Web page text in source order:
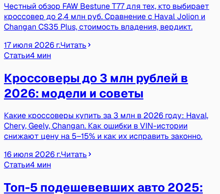
Честный обзор FAW Bestune T77 для тех, кто выбирает
кроссовер до 2,4 млн руб. Сравнение с Haval Jolion и
Changan CS35 Plus, стоимость владения, вердикт.
17 июля 2026 г.Читать
Статьи4 мин
Кроссоверы до 3 млн рублей в
2026: модели и советы
Какие кроссоверы купить за 3 млн в 2026 году: Haval,
Chery, Geely, Changan. Как ошибки в VIN-истории
снижают цену на 5–15% и как их исправить законно.
16 июля 2026 г.Читать
Статьи4 мин
Топ-5 подешевевших авто 2025: